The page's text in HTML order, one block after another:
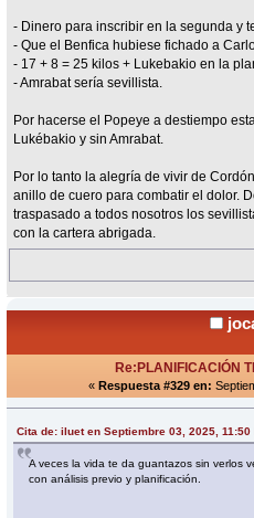
- Dinero para inscribir en la segunda y
- Que el Benfica hubiese fichado a
- 17 + 8 = 25 kilos + Lukebakio en la
- Amrabat sería sevillista.
Por hacerse el Popeye a destiempo
Lukébakio y sin Amrabat.
Por lo tanto la alegría de vivir de
anillo de cuero para combatir el dolor.
traspasado a todos nosotros los
con la cartera abrigada.
Re:PLANIFICACIÓN
« Respuesta #329 en:
Cita de: iluet en Septiembre 03, 2025, 11:50
A veces la vida te da guantazos sin verlos
con análisis previo y planificación.